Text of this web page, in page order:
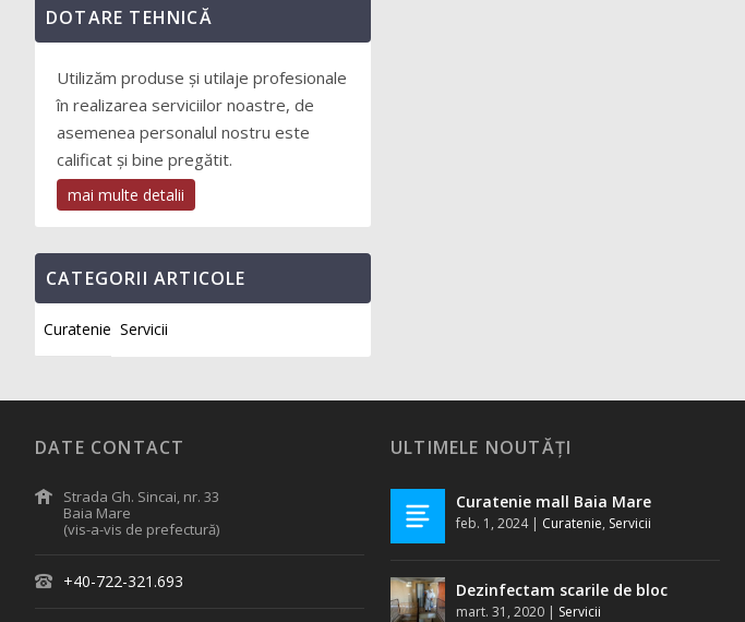
DOTARE TEHNICĂ
Utilizăm produse și utilaje profesionale
în realizarea serviciilor noastre, de
asemenea personalul nostru este
calificat și bine pregătit.
mai multe detalii
CATEGORII ARTICOLE
Curatenie Servicii
DATE CONTACT
Strada Gh. Sincai, nr. 33
Baia Mare
(vis-a-vis de prefectură)
+40-722-321.693
ULTIMELE NOUTĂȚI
Curatenie mall Baia Mare
feb. 1, 2024| Curatenie, Servicii
Dezinfectam scarile de bloc
mart. 31, 2020 | Servicii